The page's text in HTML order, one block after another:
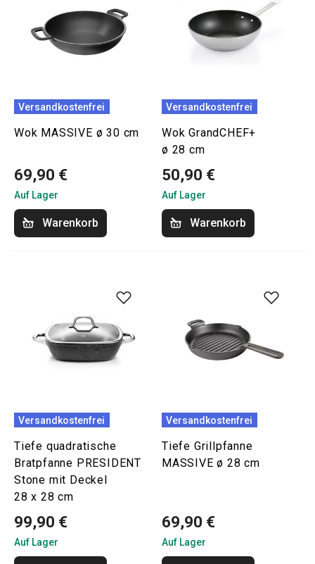
Versandkostenfrei
Wok MASSIVE ø 30 cm
69,90 €
Auf Lager
Warenkorb
Versandkostenfrei
Wok GrandCHEF+
ø 28 cm
50,90 €
Auf Lager
Warenkorb
Versandkostenfrei
Tiefe quadratische
Bratpfanne PRESIDENT
Stone mit Deckel
28 x 28 cm
99,90 €
Auf Lager
Versandkostenfrei
Tiefe Grillpfanne
MASSIVE ø 28 cm
69,90 €
Auf Lager